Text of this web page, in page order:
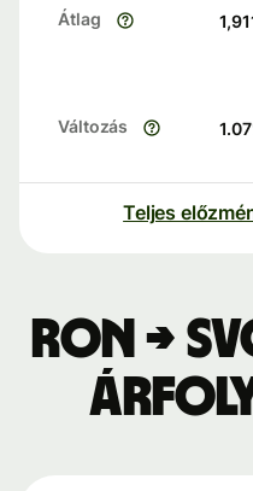
Átlag
Változás 1.07
Teljes
RON →